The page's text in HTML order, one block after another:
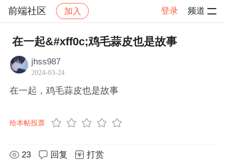
前端社区 加入 登录 频道
社区 前端社区 感慨 帖子详情
在一起&#xff0c;鸡毛蒜皮也是故事
jhss987
2024-03-24
在一起，鸡毛蒜皮也是故事
给本帖投票
23 回复 打赏